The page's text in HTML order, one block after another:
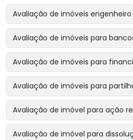
Avaliação de imóveis engenheiro
Avaliação de imóveis para
Avaliação de imóveis para
Avaliação de imóveis para
Avaliação de imóvel para ação
Avaliação de imóvel para